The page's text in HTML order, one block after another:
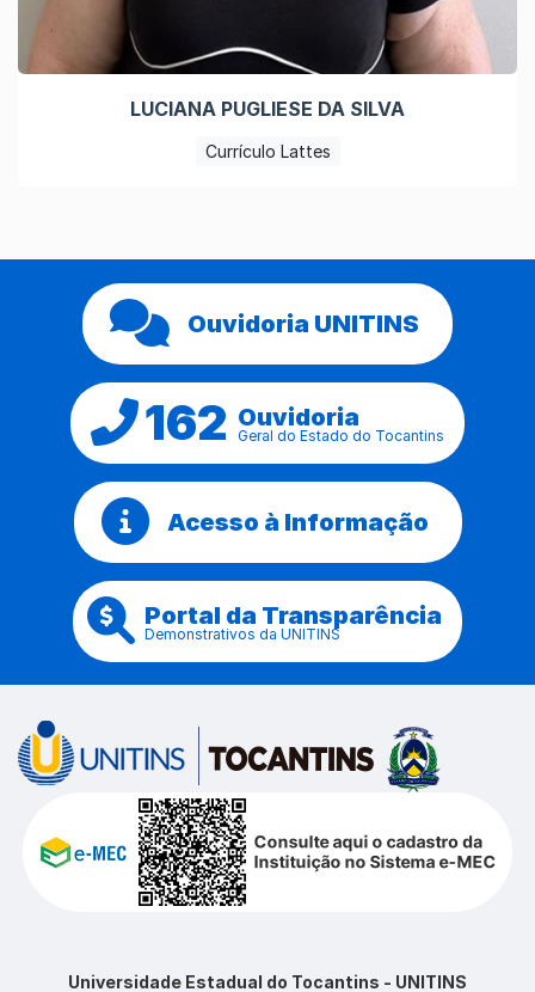
LUCIANA PUGLIESE DA SILVA
Currículo Lattes
Ouvidoria UNITINS
162 Ouvidoria
Geral do Estado do Tocantins
Acesso à Informação
Portal da Transparência
Demonstrativos da UNITINS
Universidade Estadual do Tocantins - UNITINS